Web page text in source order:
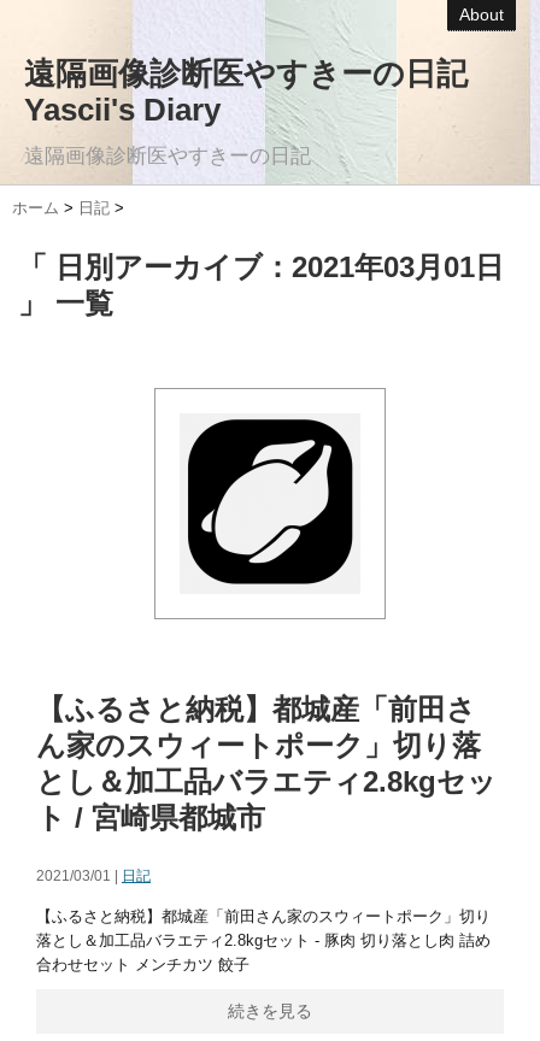
About
遠隔画像診断医やすきーの日記
Yascii's Diary
遠隔画像診断医やすきーの日記
ホーム > 日記 >
「 日別アーカイブ：2021年03月01日
」 一覧
【ふるさと納税】都城産「前田さ
ん家のスウィートポーク」切り落
とし＆加工品バラエティ2.8kgセッ
ト / 宮崎県都城市
2021/03/01 | 日記
【ふるさと納税】都城産「前田さん家のスウィートポーク」切り
落とし＆加工品バラエティ2.8kgセット - 豚肉 切り落とし肉 詰め
合わせセット メンチカツ 餃子
続きを見る